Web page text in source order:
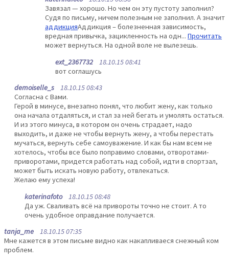
Завязал — хорошо. Но чем он эту пустоту заполнил?
Судя по письму, ничем полезным не заполнил. А значит
аддикцияАддикция – болезненная зависимость,
вредная привычка, зацикленность на одн... Прочитать
может вернуться. На одной воле не вылезешь.
ext_2367732 18.10.15 08:41
вот соглашусь
demoiselle_s 18.10.15 08:43
Согласна с Вами.
Герой в минусе, внезапно понял, что любит жену, как только
она начала отдаляться, и стал за ней бегать и умолять остаться.
И из этого минуса, в котором он очень страдает, надо
выходить, и даже не чтобы вернуть жену, а чтобы перестать
мучаться, вернуть себе самоуважение. И как бы нам всем не
хотелось, чтобы все было поправимо словами, отворотами-
приворотами, придется работать над собой, идти в спортзал,
может быть искать новую работу, отвлекаться.
Желаю ему успеха!
katerinafoto18.10.15 08:48
Да уж. Сваливать всё на привороты точно не стоит. А то
очень удобное оправдание получается.
tanja_me 18.10.15 07:35
Мне кажется в этом письме видно как накапливаеся снежный ком
проблем.